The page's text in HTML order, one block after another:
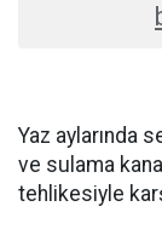
Yaz aylarında
ve sulama
tehlikesiyle